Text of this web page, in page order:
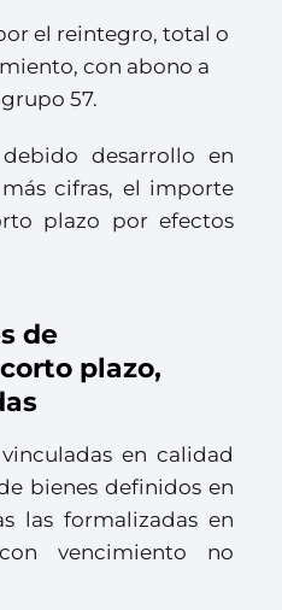
el reintegro, total o
con abono a
57.
desarrollo en
cifras, el importe
plazo por efectos
de
plazo,
en calidad
bienes definidos en
las formalizadas en
vencimiento no